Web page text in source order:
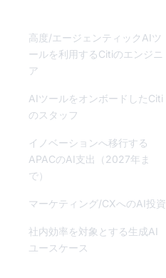
高度/エージェンティックAIツ
ールを利用するCitiのエンジニ
ア
AIツールをオンボードしたCiti
のスタッフ
イノベーションへ移行する
APACのAI支出（2027年ま
で）
マーケティング/CXへのAI投資
社内効率を対象とする生成AI
ユースケース